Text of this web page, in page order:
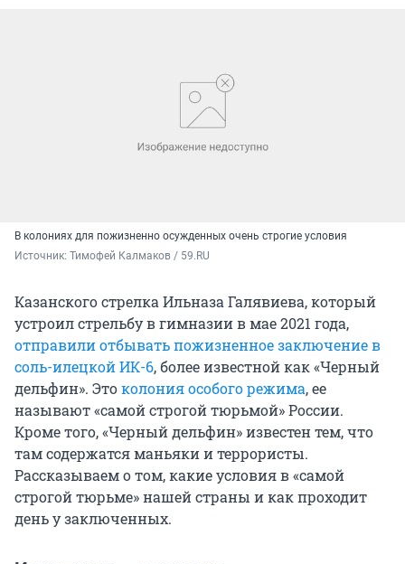
В колониях для пожизненно осужденных очень строгие условия
Источник: Тимофей Калмаков / 59.RU
Казанского стрелка Ильназа Галявиева, который
устроил стрельбу в гимназии в мае 2021 года,
отправили отбывать пожизненное заключение в
соль-илецкой ИК-6, более известной как «Черный
дельфин». Этоколония особого режима, ее
называют «самой строгой тюрьмой» России.
Кроме того, «Черный дельфин» известен тем, что
там содержатся маньяки и террористы.
Рассказываем о том, какие условия в «самой
строгой тюрьме» нашей страны и как проходит
день у заключенных.